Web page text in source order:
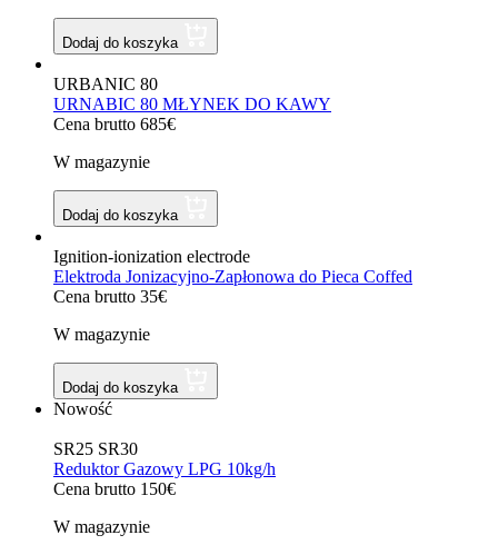
Dodaj do koszyka
URBANIC 80
URNABIC 80 MŁYNEK DO KAWY
Cena brutto 685€
W magazynie
Dodaj do koszyka
Ignition-ionization electrode
Elektroda Jonizacyjno-Zapłonowa do Pieca Coffed
Cena brutto 35€
W magazynie
Dodaj do koszyka
Nowość
SR25 SR30
Reduktor Gazowy LPG 10kg/h
Cena brutto 150€
W magazynie